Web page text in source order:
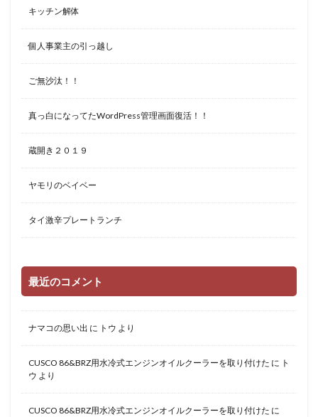
キッチン解体
個人事業主の引っ越し
ご無沙汰！！
真っ白になってたWordPress管理画面復活！！
蔵開き２０１９
ヤモリのベイベー
タイ激辛プレートランチ
最近のコメント
ナマコの思い出 に トウ より
CUSCO 86&BRZ用水冷式エンジンオイルクーラーを取り付けた に ト
ウ より
CUSCO 86&BRZ用水冷式エンジンオイルクーラーを取り付けた に